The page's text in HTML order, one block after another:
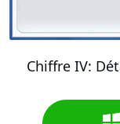
Chiffre IV: